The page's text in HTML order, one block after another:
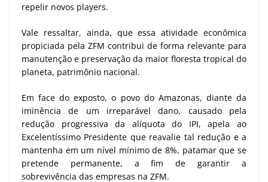
repelir novos players.
Vale ressaltar, ainda, que essa atividade econômica
propiciada pela ZFM contribui de forma relevante para
manutenção e preservação da maior floresta tropical do
planeta, patrimônio nacional.
Em face do exposto, o povo do Amazonas, diante da
iminência de um irreparável dano, causado pela
redução progressiva da alíquota do IPI, apela ao
Excelentíssimo Presidente que reavalie tal redução e a
mantenha em um nível mínimo de 8%, patamar que se
pretende permanente, a fim de garantir a
sobrevivência das empresas na ZFM.